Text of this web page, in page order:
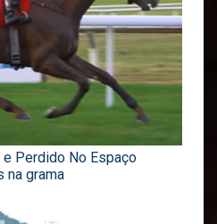
Perdido No Espaço
na grama